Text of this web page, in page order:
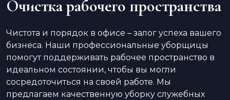
Очистка рабочего пространства
Чистота и порядок в офисе – залог успеха вашего
бизнеса. Наши профессиональные уборщицы
помогут поддерживать рабочее пространство в
идеальном состоянии, чтобы вы могли
сосредоточиться на своей работе. Мы
предлагаем качественную уборку служебных